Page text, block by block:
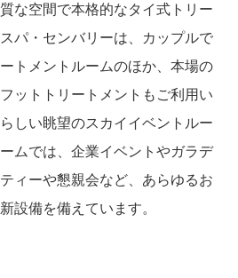
な空間で本格的なタイ式トリー
パ・センバリーは、カップルで
トメントルームのほか、本場の
ットトリートメントもご利用い
しい眺望のスカイイベントルー
ムでは、企業イベントやガラデ
ィーや懇親会など、あらゆるお
設備を備えています。